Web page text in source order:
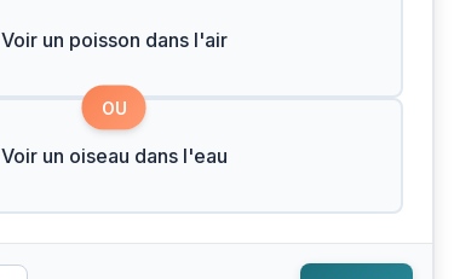
Voir un poisson dans l'air
OU
Voir un oiseau dans l'eau